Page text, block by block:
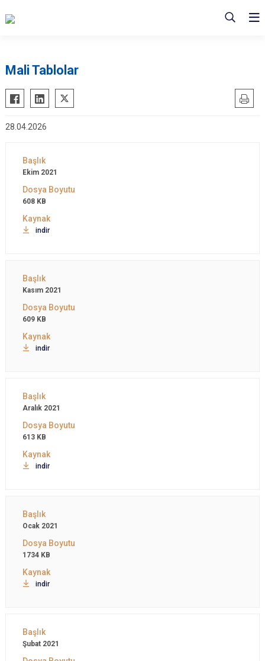
Mali Tablolar
28.04.2026
Ekim 2021
608 KB
indir
Kasım 2021
609 KB
indir
Aralık 2021
613 KB
indir
Ocak 2021
1734 KB
indir
Şubat 2021